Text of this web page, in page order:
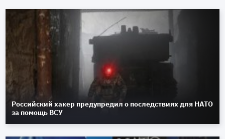
Российский хакер предупредил о последствиях для НАТО
за помощь ВСУ